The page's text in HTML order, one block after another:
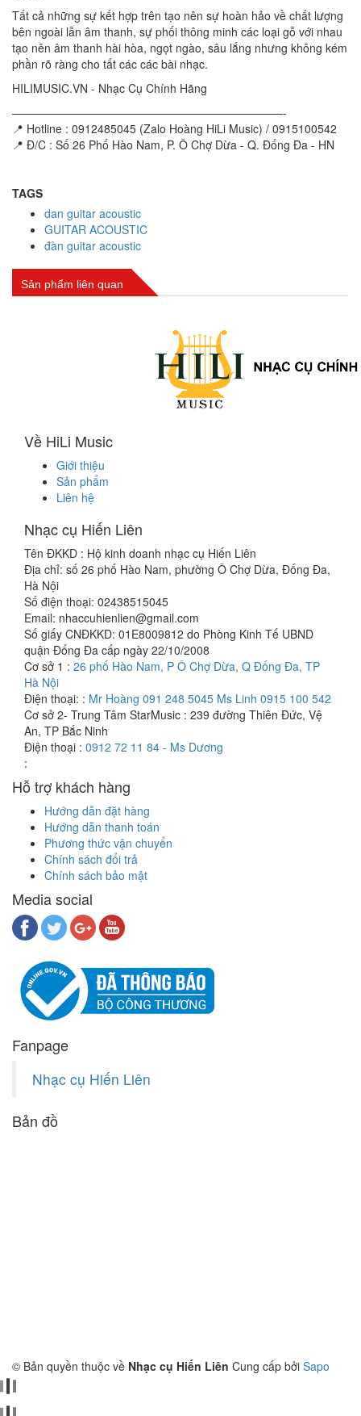
Tất cả những sự kết hợp trên tạo nên sự hoàn hảo về chất lượng
bên ngoài lẫn âm thanh, sự phối thông minh các loại gỗ với nhau
tạo nên âm thanh hài hòa, ngọt ngào, sâu lắng nhưng không kém
phần rõ ràng cho tất các các bài nhạc.
HILIMUSIC.VN - Nhạc Cụ Chính Hãng
————————————————————————-
📍 Hotline : 0912485045 (Zalo Hoàng HiLi Music) / 0915100542
📍 Đ/C : Số 26 Phố Hào Nam, P. Ô Chợ Dừa - Q. Đống Đa - HN
TAGS
dan guitar acoustic
GUITAR ACOUSTIC
đàn guitar acoustic
Sản phẩm liên quan
Về HiLi Music
Giới thiệu
Sản phẩm
Liên hệ
Nhạc cụ Hiến Liên
Tên ĐKKD : Hộ kinh doanh nhạc cụ Hiến Liên
Địa chỉ: số 26 phố Hào Nam, phường Ô Chợ Dừa, Đống Đa,
Hà Nội
Số điện thoại: 02438515045
Email: nhaccuhienlien@gmail.com
Số giấy CNĐKKD: 01E8009812 do Phòng Kinh Tế UBND
quận Đống Đa cấp ngày 22/10/2008
Cơ sở 1 : 26 phố Hào Nam, P Ô Chợ Dừa, Q Đống Đa, TP
Hà Nội
Điện thoại: : Mr Hoàng 091 248 5045 Ms Linh 0915 100 542
Cơ sở 2- Trung Tâm StarMusic : 239 đường Thiên Đức, Vệ
An, TP Bắc Ninh
Điện thoại : 0912 72 11 84 - Ms Dương
:
Hỗ trợ khách hàng
Hướng dẫn đặt hàng
Hướng dẫn thanh toán
Phương thức vận chuyển
Chính sách đổi trả
Chính sách bảo mật
Media social
Fanpage
Nhạc cụ Hiến Liên
Bản đồ
© Bản quyền thuộc về Nhạc cụ Hiến Liên Cung cấp bởi Sapo